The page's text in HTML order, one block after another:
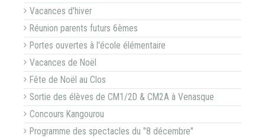
Vacances d'hiver
Réunion parents futurs 6èmes
Portes ouvertes à l'école élémentaire
Vacances de Noël
Fête de Noël au Clos
Sortie des élèves de CM1/2D & CM2A à Venasque
Concours Kangourou
Programme des spectacles du "8 décembre"